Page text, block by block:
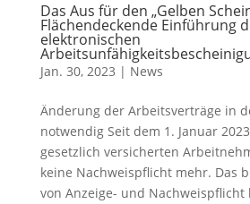
Das Aus für den „Gelben
Flächendeckende Einführung
elektronischen
Jan. 30, 2023 | News
Änderung der Arbeitsverträge in
notwendig Seit dem 1. Januar
gesetzlich versicherten
keine Nachweispflicht mehr. Das
von Anzeige- und